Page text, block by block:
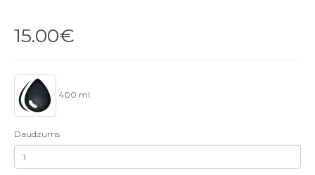
15.00€
400 ml.
Daudzums